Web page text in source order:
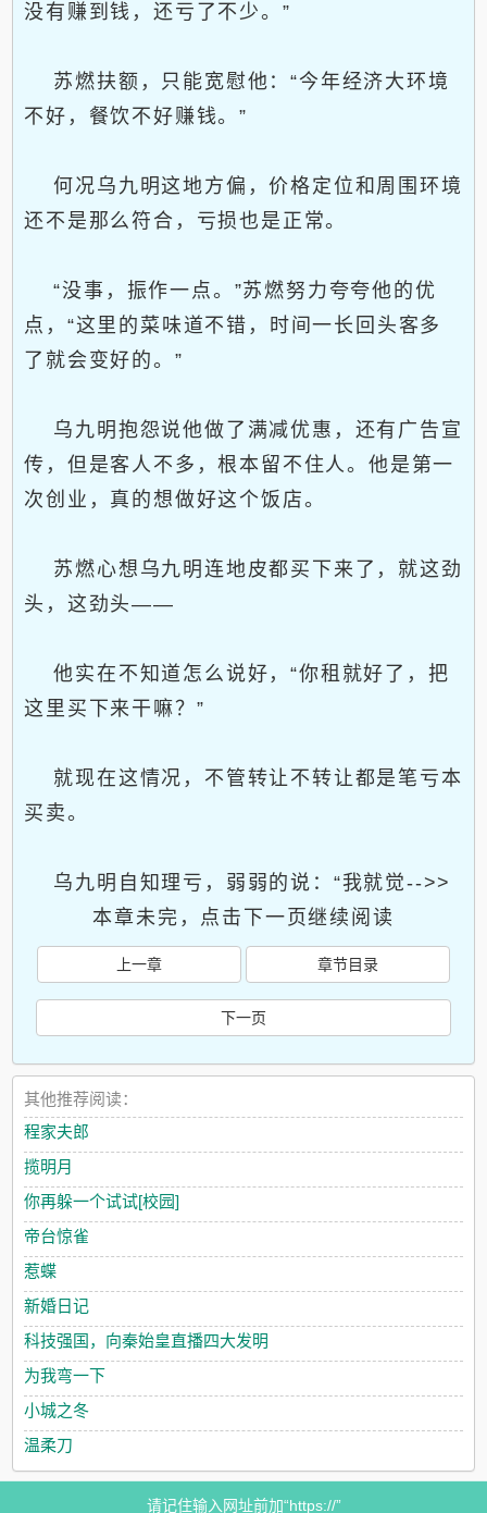
没有赚到钱，还亏了不少。”
苏燃扶额，只能宽慰他：“今年经济大环境
不好，餐饮不好赚钱。”
何况乌九明这地方偏，价格定位和周围环境
还不是那么符合，亏损也是正常。
“没事，振作一点。”苏燃努力夸夸他的优
点，“这里的菜味道不错，时间一长回头客多
了就会变好的。”
乌九明抱怨说他做了满减优惠，还有广告宣
传，但是客人不多，根本留不住人。他是第一
次创业，真的想做好这个饭店。
苏燃心想乌九明连地皮都买下来了，就这劲
头，这劲头——
他实在不知道怎么说好，“你租就好了，把
这里买下来干嘛？”
就现在这情况，不管转让不转让都是笔亏本
买卖。
乌九明自知理亏，弱弱的说：“我就觉-->>
本章未完，点击下一页继续阅读
上一章 章节目录
下一页
其他推荐阅读：
程家夫郎
揽明月
你再躲一个试试[校园]
帝台惊雀
惹蝶
新婚日记
科技强国，向秦始皇直播四大发明
为我弯一下
小城之冬
温柔刀
请记住输入网址前加“https://”